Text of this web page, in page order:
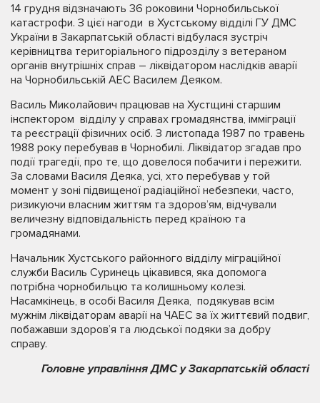
14 грудня відзначають 36 роковини Чорнобильської
катастрофи. З цієї нагоди в Хустському відділі ГУ ДМС
України в Закарпатській області відбулася зустріч
керівництва територіального підрозділу з ветераном
органів внутрішніх справ – ліквідатором наслідків аварії
на Чорнобильській АЕС Василем Деяком.
Василь Миколайович працював на Хустщині старшим
інспектором відділу у справах громадянства, імміграції
та реєстрації фізичних осіб. З листопада 1987 по травень
1988 року перебував в Чорнобилі. Ліквідатор згадав про
події трагедії, про те, що довелося побачити і пережити.
За словами Василя Деяка, усі, хто перебував у той
момент у зоні підвищеної радіаційної небезпеки, часто,
ризикуючи власним життям та здоров’ям, відчували
величезну відповідальність перед країною та
громадянами.
Начальник Хустського районного відділу міграційної
служби Василь Суринець цікавився, яка допомога
потрібна чорнобильцю та колишньому колезі.
Насамкінець, в особі Василя Деяка, подякував всім
мужнім ліквідаторам аварії на ЧАЕС за їх життєвий подвиг,
побажавши здоров’я та людської подяки за добру
справу.
Головне управління ДМС у Закарпатській області